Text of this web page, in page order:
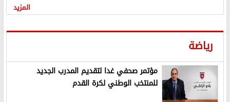
المزيد
رياضة
مؤتمر صحفي غدا لتقديم المدرب الجديد
للمنتخب الوطني لكرة القدم